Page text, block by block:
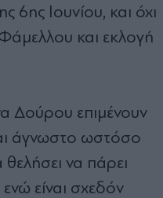
Ιουνίου, και όχι
και εκλογή
Δούρου επιμένουν
άγνωστο ωστόσο
να πάρει
είναι σχεδόν